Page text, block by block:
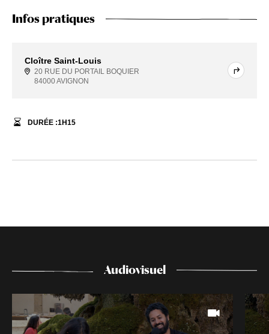
Infos pratiques
Cloître Saint-Louis
20 RUE DU PORTAIL BOQUIER
84000 AVIGNON
DURÉE :1H15
Audiovisuel